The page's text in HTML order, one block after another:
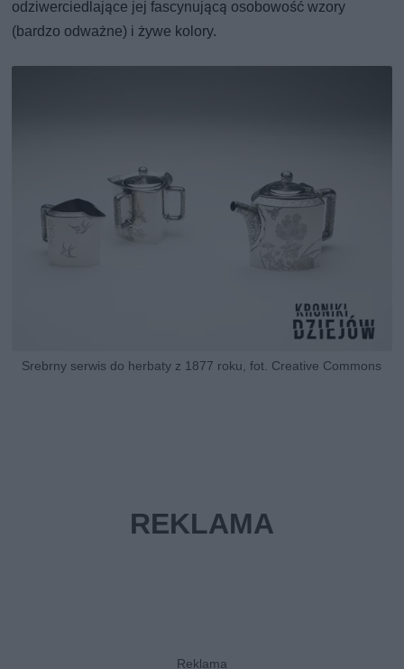
odziwerciedlające jej fascynującą osobowość wzory
(bardzo odważne) i żywe kolory.
Srebrny serwis do herbaty z 1877 roku, fot. Creative Commons